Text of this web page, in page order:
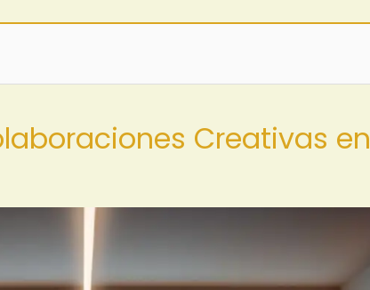
Creativas en